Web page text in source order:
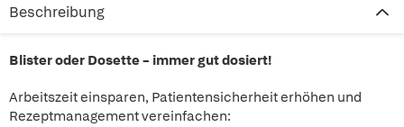
Beschreibung
Blister oder Dosette – immer gut dosiert!
Arbeitszeit einsparen, Patientensicherheit erhöhen und
Rezeptmanagement vereinfachen: